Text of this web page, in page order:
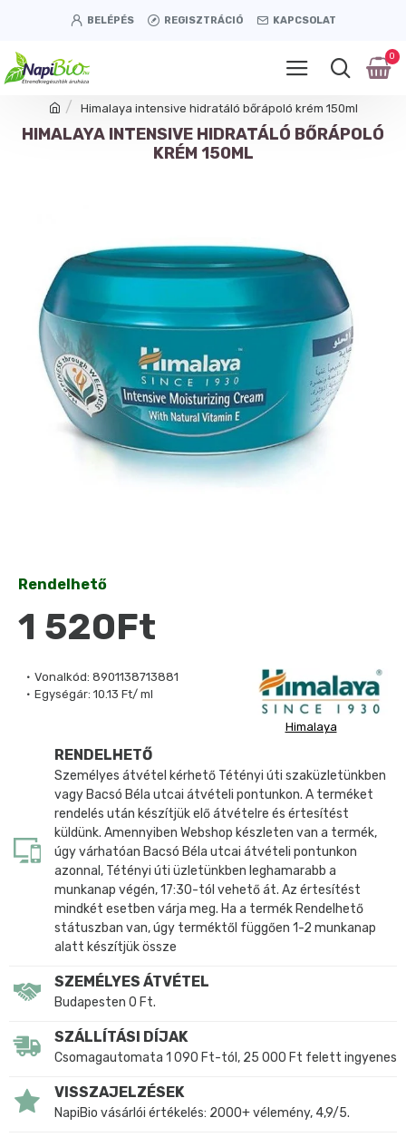
BELÉPÉS REGISZTRÁCIÓ KAPCSOLAT
0
Himalaya intensive hidratáló bőrápoló krém 150ml
HIMALAYA INTENSIVE HIDRATÁLÓ BŐRÁPOLÓ
KRÉM 150ML
Vonalkód: 8901138713881
Egységár: 10.13 Ft/ ml
Himalaya
Rendelhető
1 520Ft
RENDELHETŐ
Személyes átvétel kérhető Tétényi úti szaküzletünkben
vagy Bacsó Béla utcai átvételi pontunkon. A terméket
rendelés után készítjük elő átvételre és értesítést
küldünk. Amennyiben Webshop készleten van a termék,
úgy várhatóan Bacsó Béla utcai átvételi pontunkon
azonnal, Tétényi úti üzletünkben leghamarabb a
munkanap végén, 17:30-tól vehető át. Az értesítést
mindkét esetben várja meg. Ha a termék Rendelhető
státuszban van, úgy terméktől függően 1-2 munkanap
alatt készítjük össze
SZEMÉLYES ÁTVÉTEL
Budapesten 0 Ft.
SZÁLLÍTÁSI DÍJAK
Csomagautomata 1 090 Ft-tól, 25 000 Ft felett ingyenes
VISSZAJELZÉSEK
NapiBio vásárlói értékelés: 2000+ vélemény, 4,9/5.